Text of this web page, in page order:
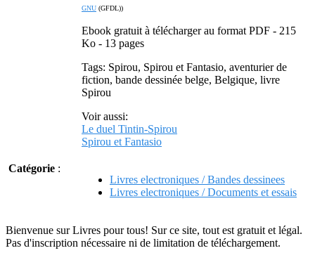
GNU (GFDL))
Ebook gratuit à télécharger au format PDF - 215
Ko - 13 pages
Tags: Spirou, Spirou et Fantasio, aventurier de
fiction, bande dessinée belge, Belgique, livre
Spirou
Voir aussi:
Le duel Tintin-Spirou
Spirou et Fantasio
Catégorie :
Livres electroniques / Bandes dessinees
Livres electroniques / Documents et essais
Bienvenue sur Livres pour tous! Sur ce site, tout est gratuit et légal.
Pas d'inscription nécessaire ni de limitation de téléchargement.